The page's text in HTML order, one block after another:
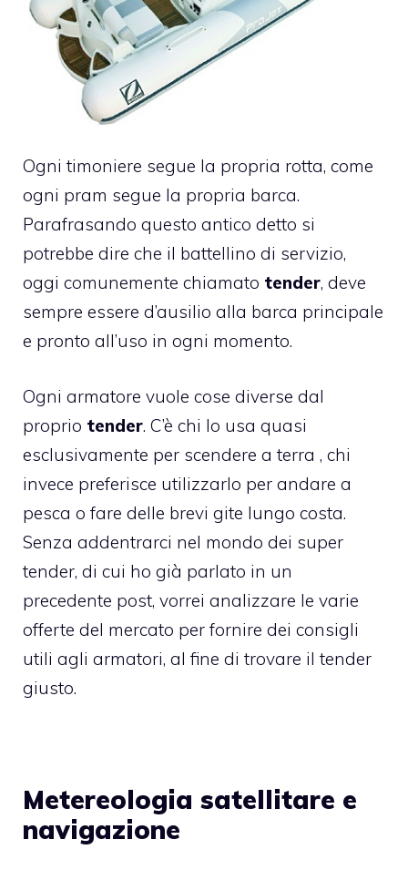
Ogni timoniere segue la propria rotta, come
ogni pram segue la propria barca.
Parafrasando questo antico detto si
potrebbe dire che il battellino di servizio,
oggi comunemente chiamato tender, deve
sempre essere d’ausilio alla barca principale
e pronto all’uso in ogni momento.
Ogni armatore vuole cose diverse dal
proprio tender. C’è chi lo usa quasi
esclusivamente per scendere a terra , chi
invece preferisce utilizzarlo per andare a
pesca o fare delle brevi gite lungo costa.
Senza addentrarci nel mondo dei super
tender, di cui ho già parlato in un
precedente post, vorrei analizzare le varie
offerte del mercato per fornire dei consigli
utili agli armatori, al fine di trovare il tender
giusto.
Metereologia satellitare e
navigazione